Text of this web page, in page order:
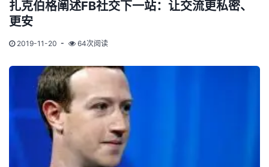
扎克伯格阐述FB社交下一站：让交流更私密、
更安
2019-11-20 64次阅读